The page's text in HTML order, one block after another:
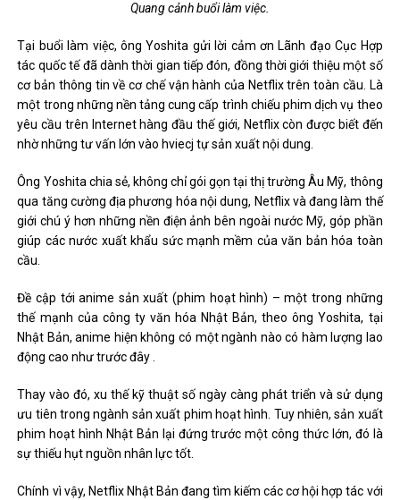
Quang cảnh buổi làm việc.
Tại buổi làm việc, ông Yoshita gửi lời cảm ơn Lãnh đạo Cục Hợp
tác quốc tế đã dành thời gian tiếp đón, đồng thời giới thiệu một số
cơ bản thông tin về cơ chế vận hành của Netflix trên toàn cầu. Là
một trong những nền tảng cung cấp trình chiếu phim dịch vụ theo
yêu cầu trên Internet hàng đầu thế giới, Netflix còn được biết đến
nhờ những tư vấn lớn vào hviecj tự sản xuất nội dung.
Ông Yoshita chia sẻ, không chỉ gói gọn tại thị trường Âu Mỹ, thông
qua tăng cường địa phương hóa nội dung, Netflix và đang làm thế
giới chú ý hơn những nền điện ảnh bên ngoài nước Mỹ, góp phần
giúp các nước xuất khẩu sức mạnh mềm của văn bản hóa toàn
cầu.
Đề cập tới anime sản xuất (phim hoạt hình) – một trong những
thế mạnh của công ty văn hóa Nhật Bản, theo ông Yoshita, tại
Nhật Bản, anime hiện không có một ngành nào có hàm lượng lao
động cao như trước đây .
Thay vào đó, xu thế kỹ thuật số ngày càng phát triển và sử dụng
ưu tiên trong ngành sản xuất phim hoạt hình. Tuy nhiên, sản xuất
phim hoạt hình Nhật Bản lại đứng trước một công thức lớn, đó là
sự thiếu hụt nguồn nhân lực tốt.
Chính vì vậy, Netflix Nhật Bản đang tìm kiếm các cơ hội hợp tác với